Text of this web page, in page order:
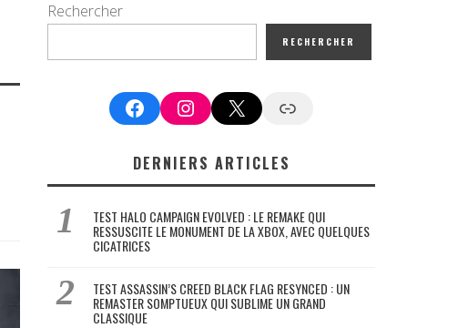
Rechercher
RECHERCHER
FacebookInstagram
X Google News
DERNIERS ARTICLES
TEST HALO CAMPAIGN EVOLVED : LE REMAKE QUI
RESSUSCITE LE MONUMENT DE LA XBOX, AVEC QUELQUES
CICATRICES
TEST ASSASSIN’S CREED BLACK FLAG RESYNCED : UN
REMASTER SOMPTUEUX QUI SUBLIME UN GRAND
CLASSIQUE